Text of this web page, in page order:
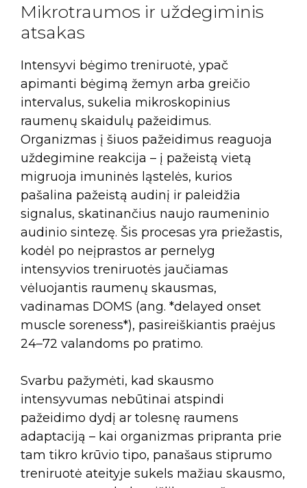
Mikrotraumos ir uždegiminis
atsakas
Intensyvi bėgimo treniruotė, ypač
apimanti bėgimą žemyn arba greičio
intervalus, sukelia mikroskopinius
raumenų skaidulų pažeidimus.
Organizmas į šiuos pažeidimus reaguoja
uždegimine reakcija – į pažeistą vietą
migruoja imuninės ląstelės, kurios
pašalina pažeistą audinį ir paleidžia
signalus, skatinančius naujo raumeninio
audinio sintezę. Šis procesas yra priežastis,
kodėl po neįprastos ar pernelyg
intensyvios treniruotės jaučiamas
vėluojantis raumenų skausmas,
vadinamas DOMS (ang. *delayed onset
muscle soreness*), pasireiškiantis praėjus
24–72 valandoms po pratimo.
Svarbu pažymėti, kad skausmo
intensyvumas nebūtinai atspindi
pažeidimo dydį ar tolesnę raumens
adaptaciją – kai organizmas pripranta prie
tam tikro krūvio tipo, panašaus stiprumo
treniruotė ateityje sukels mažiau skausmo,